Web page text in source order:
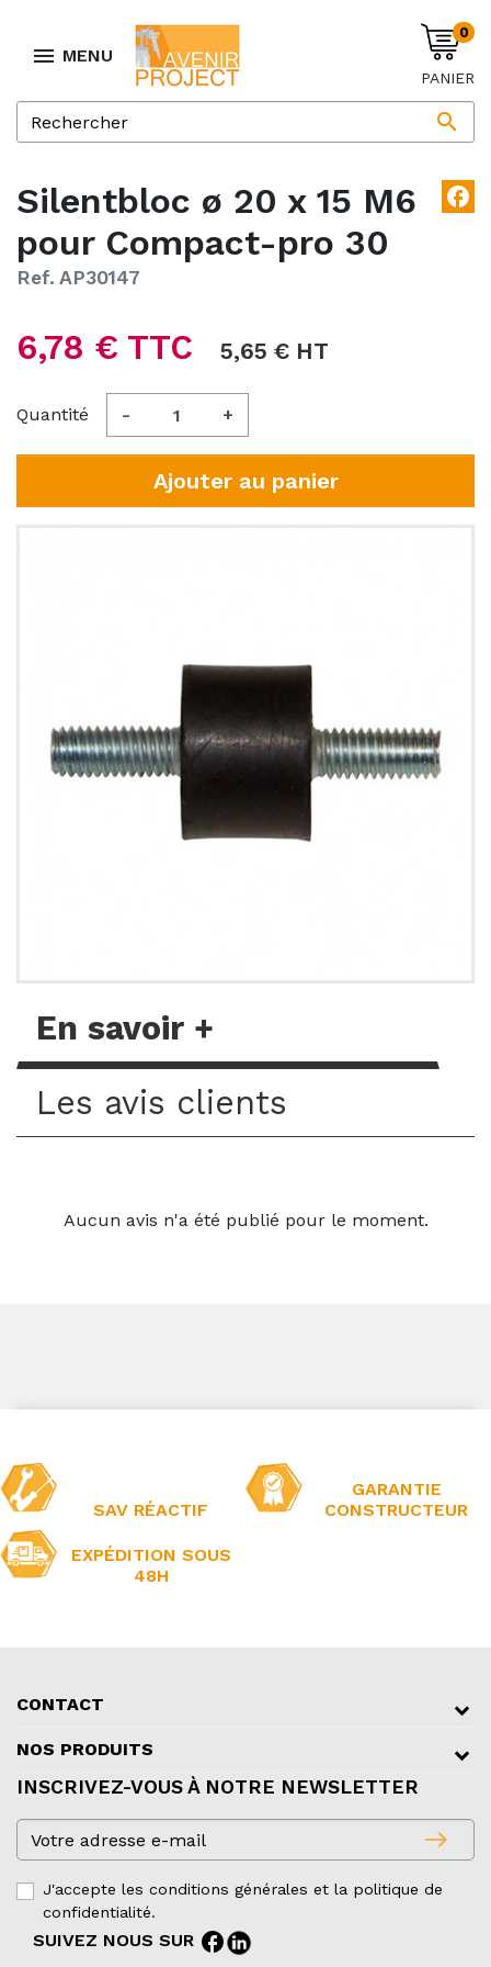
 MENU

0
PANIER
Silentbloc ø 20 x 15 M6
pour Compact-pro 30
facebook
Ref. AP30147
6,78 € TTC 5,65 € HT
Quantité - +
Ajouter au panier
En savoir +
Les avis clients
Aucun avis n'a été publié pour le moment.
SAV RÉACTIF
GARANTIE
CONSTRUCTEUR
EXPÉDITION SOUS
48H
CONTACT
NOS PRODUITS
INSCRIVEZ-VOUS À NOTRE NEWSLETTER
east
J'accepte les conditions générales et la politique de
confidentialité.
SUIVEZ NOUS SUR facebook